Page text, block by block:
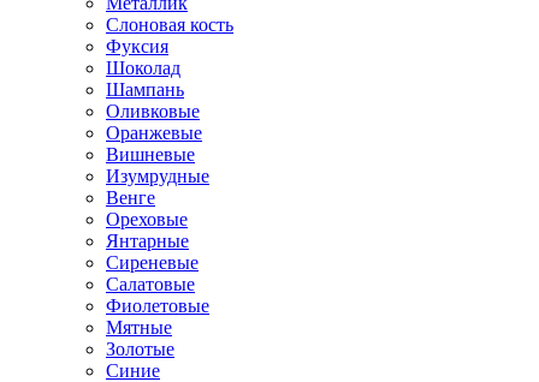
Слоновая кость
Фуксия
Шоколад
Шампань
Оливковые
Оранжевые
Вишневые
Изумрудные
Венге
Ореховые
Янтарные
Сиреневые
Салатовые
Фиолетовые
Мятные
Золотые
Синие